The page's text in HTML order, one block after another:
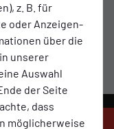
z. B. für
oder Anzeigen-
über die
unserer
Auswahl
der Seite
dass
möglicherweise
und Ergebnisse